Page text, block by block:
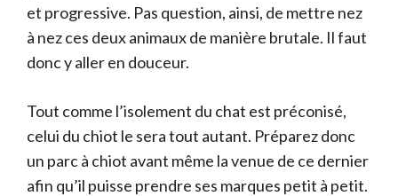
et progressive. Pas question, ainsi, de mettre nez
à nez ces deux animaux de manière brutale. Il faut
donc y aller en douceur.
Tout comme l’isolement du chat est préconisé,
celui du chiot le sera tout autant. Préparez donc
un parc à chiot avant même la venue de ce dernier
afin qu’il puisse prendre ses marques petit à petit.